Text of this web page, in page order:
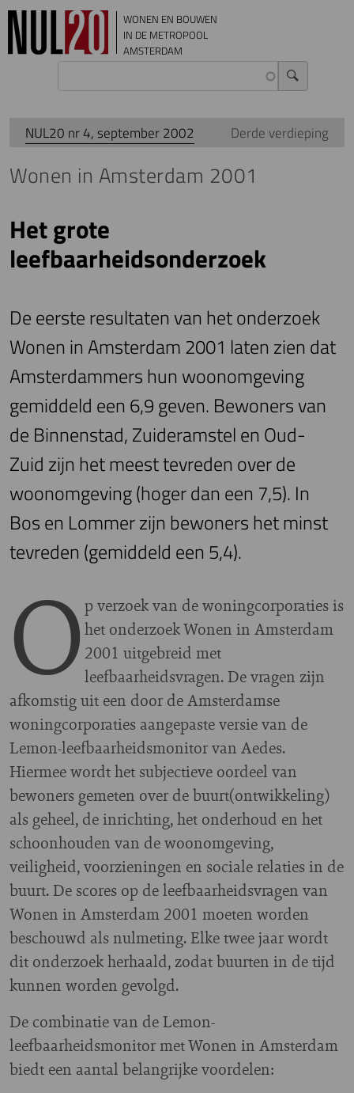
Overslaan en naar de inhoud gaan
WONEN EN BOUWEN
IN DE METROPOOL
AMSTERDAM
NUL20 nr 4, september 2002 Derde verdieping
Wonen in Amsterdam 2001
Het grote
leefbaarheidsonderzoek
De eerste resultaten van het onderzoek
Wonen in Amsterdam 2001 laten zien dat
Amsterdammers hun woonomgeving
gemiddeld een 6,9 geven. Bewoners van
de Binnenstad, Zuideramstel en Oud-
Zuid zijn het meest tevreden over de
woonomgeving (hoger dan een 7,5). In
Bos en Lommer zijn bewoners het minst
tevreden (gemiddeld een 5,4).
O p verzoek van de woningcorporaties is
het onderzoek Wonen in Amsterdam
2001 uitgebreid met
leefbaarheidsvragen. De vragen zijn
afkomstig uit een door de Amsterdamse
woningcorporaties aangepaste versie van de
Lemon-leefbaarheidsmonitor van Aedes.
Hiermee wordt het subjectieve oordeel van
bewoners gemeten over de buurt(ontwikkeling)
als geheel, de inrichting, het onderhoud en het
schoonhouden van de woonomgeving,
veiligheid, voorzieningen en sociale relaties in de
buurt. De scores op de leefbaarheidsvragen van
Wonen in Amsterdam 2001 moeten worden
beschouwd als nulmeting. Elke twee jaar wordt
dit onderzoek herhaald, zodat buurten in de tijd
kunnen worden gevolgd.
De combinatie van de Lemon-
leefbaarheidsmonitor met Wonen in Amsterdam
biedt een aantal belangrijke voordelen: